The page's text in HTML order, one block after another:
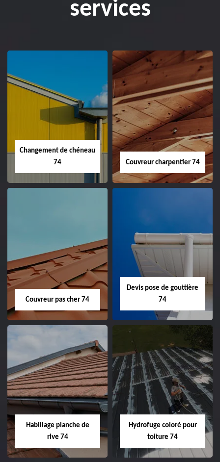
services
Changement de chéneau
74
Couvreur charpentier 74
Couvreur pas cher 74
Devis pose de gouttière
74
Habillage planche de
rive 74
Hydrofuge coloré pour
toiture 74